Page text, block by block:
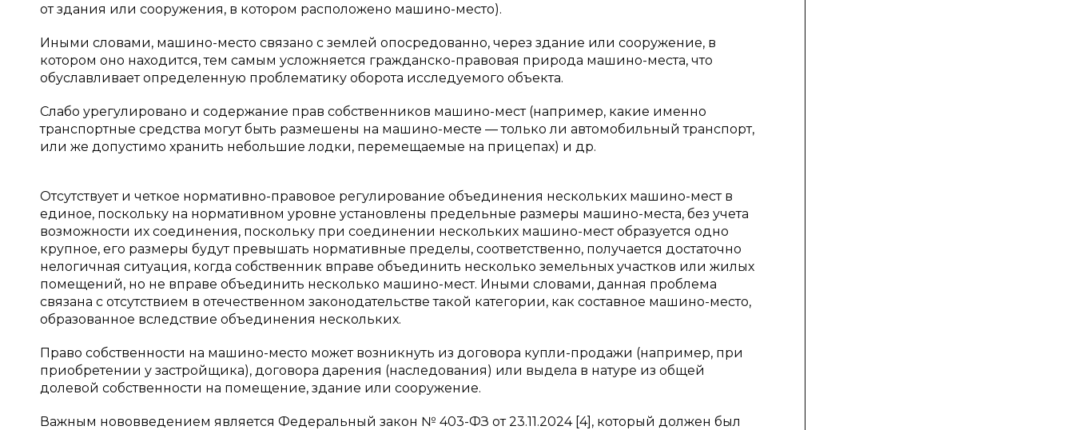
от здания или сооружения, в котором расположено машино-место).
Иными словами, машино-место связано с землей опосредованно, через здание или сооружение, в
котором оно находится, тем самым усложняется гражданско-правовая природа машино-места, что
обуславливает определенную проблематику оборота исследуемого объекта.
Слабо урегулировано и содержание прав собственников машино-мест (например, какие именно
транспортные средства могут быть размешены на машино-месте — только ли автомобильный транспорт,
или же допустимо хранить небольшие лодки, перемещаемые на прицепах) и др.
Отсутствует и четкое нормативно-правовое регулирование объединения нескольких машино-мест в
единое, поскольку на нормативном уровне установлены предельные размеры машино-места, без учета
возможности их соединения, поскольку при соединении нескольких машино-мест образуется одно
крупное, его размеры будут превышать нормативные пределы, соответственно, получается достаточно
нелогичная ситуация, когда собственник вправе объединить несколько земельных участков или жилых
помещений, но не вправе объединить несколько машино-мест. Иными словами, данная проблема
связана с отсутствием в отечественном законодательстве такой категории, как составное машино-место,
образованное вследствие объединения нескольких.
Право собственности на машино-место может возникнуть из договора купли-продажи (например, при
приобретении у застройщика), договора дарения (наследования) или выдела в натуре из общей
долевой собственности на помещение, здание или сооружение.
Важным нововведением является Федеральный закон № 403-ФЗ от 23.11.2024 [4], который должен был